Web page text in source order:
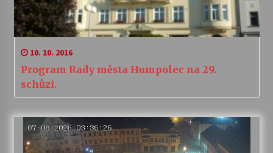
10. 10. 2016
Program Rady města Humpolec na 29.
schůzi.